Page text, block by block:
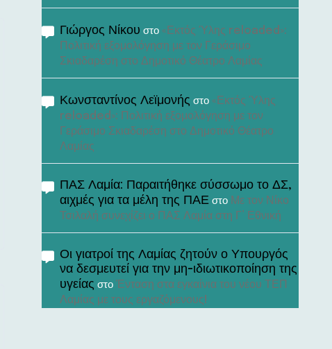
Γιώργος Νίκου στο «Εκτός Ύλης reloaded»:
Πολιτική εξομολόγηση με τον Γεράσιμο
Σκιαδαρέση στο Δημοτικό Θέατρο Λαμίας
Κωνσταντίνος Λεϊμονής στο «Εκτός Ύλης
reloaded»: Πολιτική εξομολόγηση με τον
Γεράσιμο Σκιαδαρέση στο Δημοτικό Θέατρο
Λαμίας
ΠΑΣ Λαμία: Παραιτήθηκε σύσσωμο το ΔΣ,
αιχμές για τα μέλη της ΠΑΕ στο Με τον Νίκο
Τσιλαλή συνεχίζει ο ΠΑΣ Λαμία στη Γ’ Εθνική
Οι γιατροί της Λαμίας ζητούν ο Υπουργός
να δεσμευτεί για την μη-ιδιωτικοποίηση της
υγείας στο Ένταση στα εγκαίνια του νέου ΤΕΠ
Λαμίας με τους εργαζόμενους!